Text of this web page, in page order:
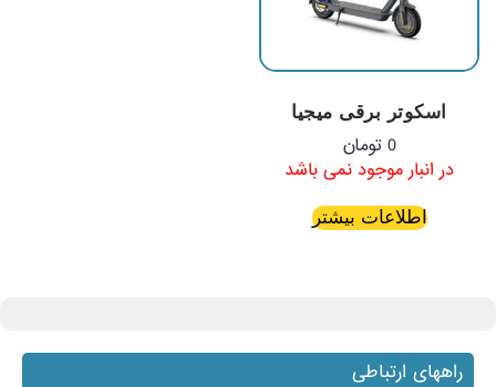
اسکوتر برقی میجیا
0 تومان
در انبار موجود نمی باشد
اطلاعات بیشتر
راههای ارتباطی